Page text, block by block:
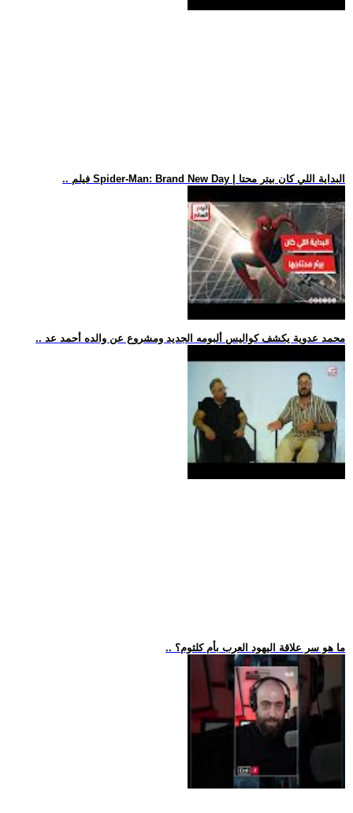
.. فيلم Spider-Man: Brand New Day | البداية اللي كان بيتر محتا
.. محمد عدوية يكشف كواليس ألبومه الجديد ومشروع عن والده أحمد عد
.. ما هو سر علاقة اليهود العرب بأم كلثوم؟